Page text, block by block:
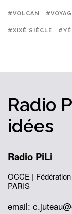
#VOLCAN
#XIXÈ SIÈCLE
Radio
idées
Radio PiLi
OCCE |
PARIS
email: